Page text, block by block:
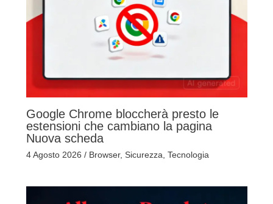
Google Chrome bloccherà presto le
estensioni che cambiano la pagina
Nuova scheda
4 Agosto 2026 / Browser, Sicurezza Tecnologia